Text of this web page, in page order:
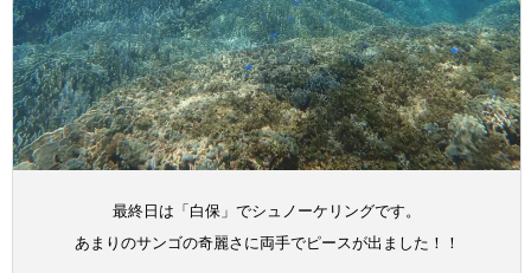
最終日は「白保」でシュノーケリングです。
あまりのサンゴの奇麗さに両手でピースが出ました！！